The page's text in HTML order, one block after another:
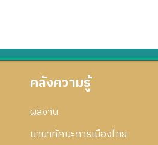
คลังความรู้
ผลงาน
นานาทัศนะการเมืองไทย